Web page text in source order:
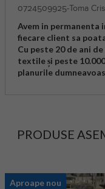
0724509925-Toma
Avem in permanenta
fiecare client sa
Cu peste 20 de ani
textile și peste
planurile
PRODUSE
Aproape nou